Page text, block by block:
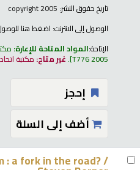
تاريخ حقوق النشر:
الوصول إلى الانترنت: اضغط هنا
الإتاحة:المواد المتاحة للإعارة:
T776 2005
.غير متاح: مكتبة
إحجز
أضف إلى السلة
: a fork in the road? /